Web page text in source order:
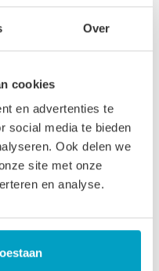
Over
cookies
en advertenties te
social media te bieden
Ook delen we
site met onze
en analyse.
benamingen
zijn: Incontinentie
kunnen matrassen tot
matrassen zijn niet
3-4 weken tijd. Voor onze
verwijzen wij u
.